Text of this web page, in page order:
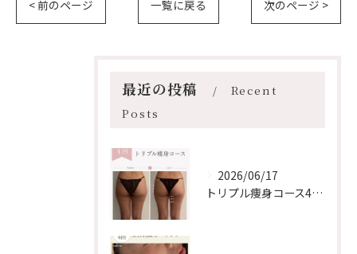
< 前のページ 一覧に戻る 次のページ >
最近の投稿
Recent
Posts
2026/06/17
トリプル痩身コース4回の変化【安佐南区/エステ/ダイエット】